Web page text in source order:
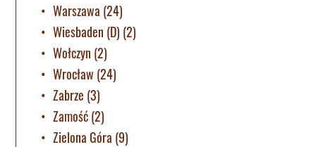
Warszawa (24)
Wiesbaden (D) (2)
Wołczyn (2)
Wrocław (24)
Zabrze (3)
Zamość(2)
Zielona Góra (9)